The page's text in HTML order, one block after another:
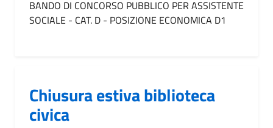
BANDO DI CONCORSO PUBBLICO PER ASSISTENTE
SOCIALE - CAT. D - POSIZIONE ECONOMICA D1
Chiusura estiva biblioteca
civica